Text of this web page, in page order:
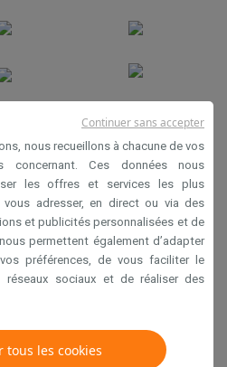
de vente
Privacy
Cookies
- Industriezone 4 "T Sas",
0400.673.544
nous recueillons à chacune de vos
concernant. Ces données nous
les offres et services les plus
adresser, en direct ou via des
et publicités personnalisées et de
permettent également d’adapter
préférences, de vous faciliter le
sociaux et de réaliser des
tous les cookies
Continuer sans accepter